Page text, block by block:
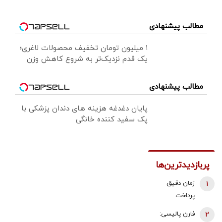
مطالب پیشنهادی
۱ میلیون تومان تخفیف محصولات لاغری؛
یک قدم نزدیک‌تر به شروع کاهش وزن
مطالب پیشنهادی
پایان دغدغه هزینه های دندان پزشکی با
پک سفید کننده خانگی
پربازدیدترین‌ها
زمان دقیق
پرداخت
1
فارن پالیسی:
2